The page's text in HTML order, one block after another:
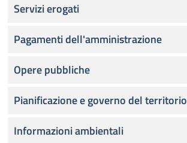
Servizi erogati
Pagamenti dell'amministrazione
Opere pubbliche
Pianificazione e governo del territorio
Informazioni ambientali